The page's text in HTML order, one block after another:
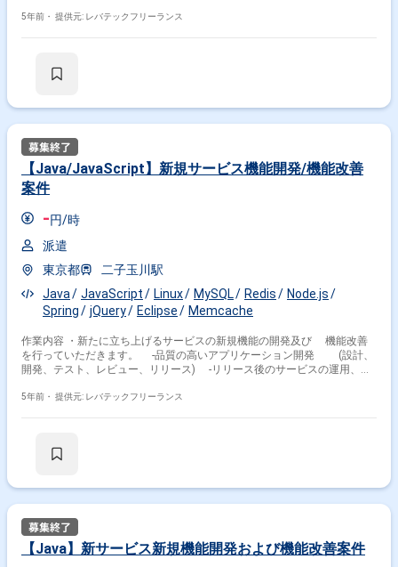
5年前・ 提供元: レバテックフリーランス
【Java/JavaScript】新規サービス機能開発/機能改善
案件
-円/時
派遣
東京都
二子玉川駅
Java
JavaScript Linux MySQL Redis
Node.js
Spring
jQuery Eclipse Memcache
作業内容 ・新たに立ち上げるサービスの新規機能の開発及び 機能改善
を行っていただきます。 -品質の高いアプリケーション開発 (設計、
開発、テスト、レビュー、リリース) -リリース後のサービスの運用、改
5年前・ 提供元: レバテックフリーランス
【Java】新サービス新規機能開発および機能改善案件